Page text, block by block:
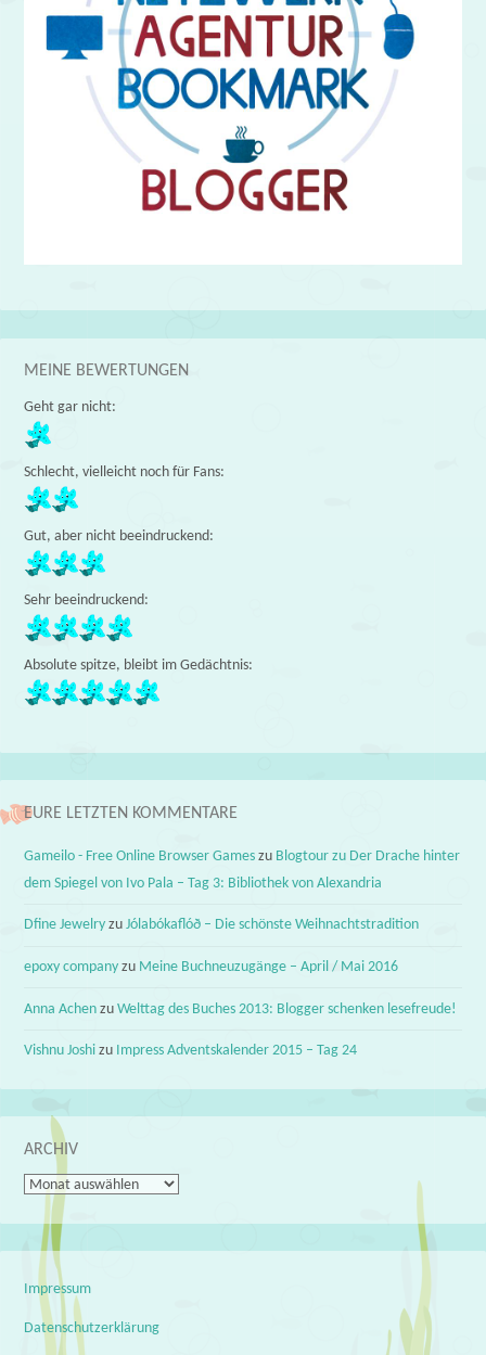
MEINE BEWERTUNGEN
Geht gar nicht:
Schlecht, vielleicht noch für Fans:
Gut, aber nicht beeindruckend:
Sehr beeindruckend:
Absolute spitze, bleibt im Gedächtnis:
EURE LETZTEN KOMMENTARE
Gameilo - Free Online Browser Games zu Blogtour zu Der Drache hinter
dem Spiegel von Ivo Pala – Tag 3: Bibliothek von Alexandria
Dfine Jewelry zuJólabókaflóð – Die schönste Weihnachtstradition
epoxy company zu Meine Buchneuzugänge – April / Mai 2016
Anna Achen zuWelttag des Buches 2013: Blogger schenken lesefreude!
Vishnu Joshi zu Impress Adventskalender 2015 – Tag 24
ARCHIV
Archiv
Impressum
Datenschutzerklärung